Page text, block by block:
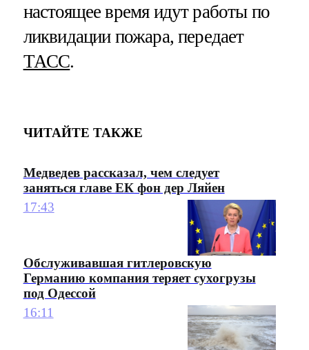
настоящее время идут работы по
ликвидации пожара, передает
ТАСС.
ЧИТАЙТЕ ТАКЖЕ
Медведев рассказал, чем следует
заняться главе ЕК фон дер Ляйен
17:43
Обслуживавшая гитлеровскую
Германию компания теряет сухогрузы
под Одессой
16:11